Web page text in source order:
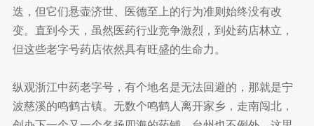
迭，但它们悬壶济世、医德至上的行为准则始终没有改
变。直到今天，虽然医药行业竞争激烈，到处药店林立，
但这些老字号药店依然具有旺盛的生命力。
纵观浙江中药老字号，有个地名是无法回避的，那就是宁
波慈溪的鸣鹤古镇。无数个鸣鹤人离开家乡，走南闯北，